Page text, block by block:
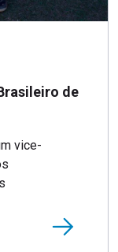
de
vice-